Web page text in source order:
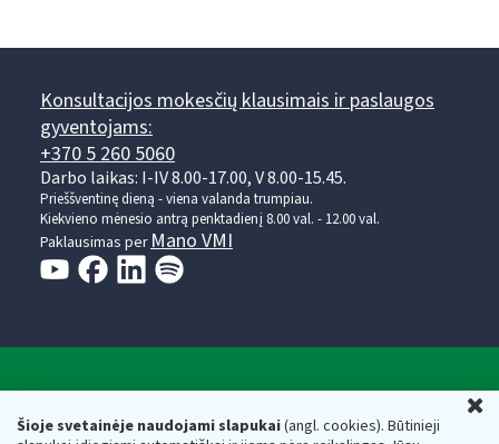
Šioje svetainėje naudojami slapukai(angl. cookies). Būtinieji
Konsultacijos mokesčių klausimais ir paslaugos
gyventojams:
+370 5 260 5060
Darbo laikas: I-IV 8.00-17.00, V 8.00-15.45.
Prieššventinę dieną - viena valanda trumpiau.
Kiekvieno mėnesio antrą penktadienį 8.00 val. - 12.00 val.
Paklausimas per Mano VMI
Respublikos finansų ministerijos